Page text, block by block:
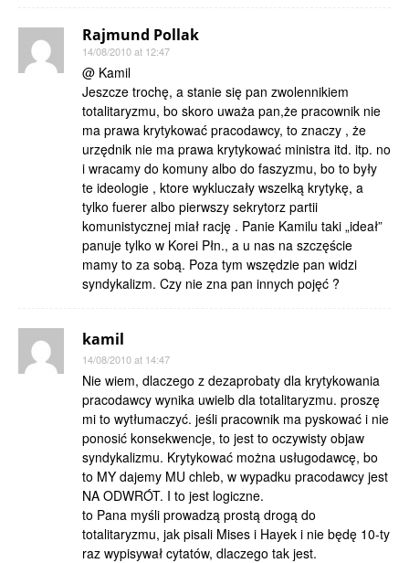
Rajmund Pollak
14/08/2010 at 12:47
@ Kamil
Jeszcze trochę, a stanie się pan zwolennikiem
totalitaryzmu, bo skoro uważa pan,że pracownik nie
ma prawa krytykować pracodawcy, to znaczy , że
urzędnik nie ma prawa krytykować ministra itd. itp. no
i wracamy do komuny albo do faszyzmu, bo to były
te ideologie , ktore wykluczały wszelką krytykę, a
tylko fuerer albo pierwszy sekrytorz partii
komunistycznej miał rację . Panie Kamilu taki „ideał”
panuje tylko w Korei Płn., a u nas na szczęście
mamy to za sobą. Poza tym wszędzie pan widzi
syndykalizm. Czy nie zna pan innych pojęć ?
kamil
14/08/2010 at 14:47
Nie wiem, dlaczego z dezaprobaty dla krytykowania
pracodawcy wynika uwielb dla totalitaryzmu. proszę
mi to wytłumaczyć. jeśli pracownik ma pyskować i nie
ponosić konsekwencje, to jest to oczywisty objaw
syndykalizmu. Krytykować można usługodawcę, bo
to MY dajemy MU chleb, w wypadku pracodawcy jest
NA ODWRÓT. I to jest logiczne.
to Pana myśli prowadzą prostą drogą do
totalitaryzmu, jak pisali Mises i Hayek i nie będę 10-ty
raz wypisywał cytatów, dlaczego tak jest.